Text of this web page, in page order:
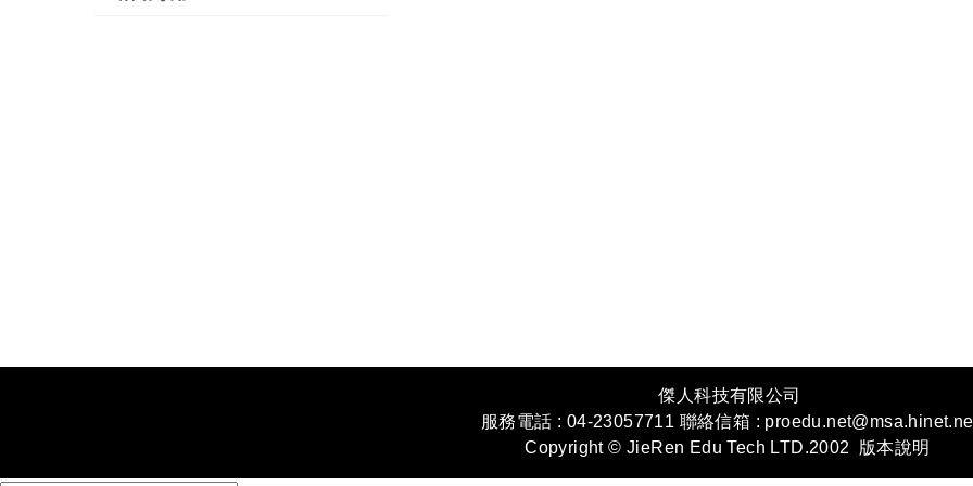
傑人科技有限公司
服務電話 : 04-23057711 聯絡信箱 :
Copyright © JieRen Edu Tech LTD.2002
版本說明